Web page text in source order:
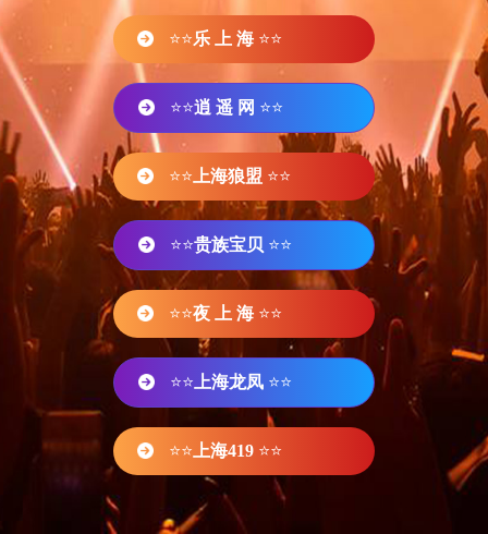
⭐⭐乐 上 海 ⭐⭐
⭐⭐逍 遥 网 ⭐⭐
⭐⭐ 上海狼盟 ⭐⭐
⭐⭐贵族宝贝 ⭐⭐
⭐⭐夜 上 海 ⭐⭐
⭐⭐ 上海龙凤 ⭐⭐
⭐⭐ 上海419 ⭐⭐